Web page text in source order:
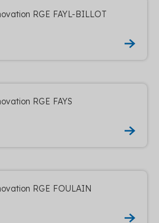
RGE FAYL-BILLOT
RGE FAYS
RGE FOULAIN